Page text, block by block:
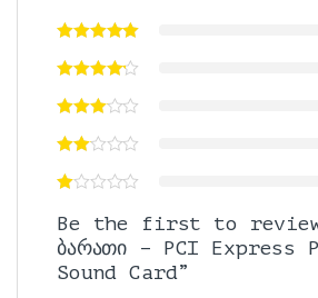
Be the first to review
ბარათი – PCI Express
Sound Card”